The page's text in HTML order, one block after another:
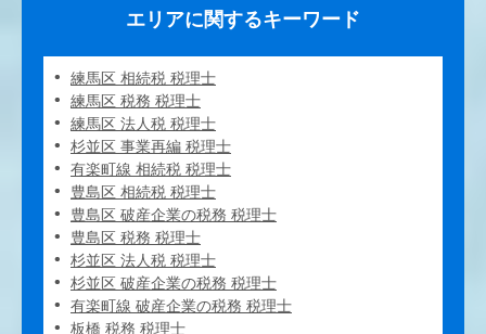
エリアに関するキーワード
練馬区 相続税 税理士
練馬区 税務 税理士
練馬区 法人税 税理士
杉並区 事業再編 税理士
有楽町線 相続税 税理士
豊島区 相続税 税理士
豊島区 破産企業の税務 税理士
豊島区 税務 税理士
杉並区 法人税 税理士
杉並区 破産企業の税務 税理士
有楽町線 破産企業の税務 税理士
板橋 税務 税理士